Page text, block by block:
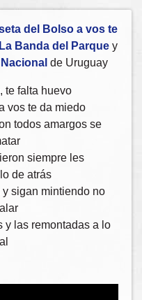
del Bolso a vos te
La Banda del Parquey
Nacional de Uruguay
te falta huevo
vos te da miedo
todos amargos se
siempre les
de atrás
sigan mintiendo no
y las remontadas a lo